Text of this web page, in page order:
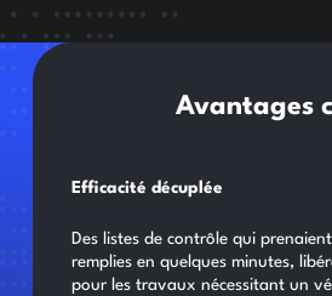
Avantages
Efficacité décuplée
Des listes de contrôle qui
remplies en quelques minutes,
pour les travaux nécessitant un